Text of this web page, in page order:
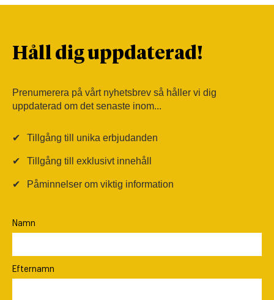
Håll dig uppdaterad!
Prenumerera på vårt nyhetsbrev så håller vi dig
uppdaterad om det senaste inom...
✔ Tillgång till unika erbjudanden
✔ Tillgång till exklusivt innehåll
✔ Påminnelser om viktig information
Namn
Efternamn